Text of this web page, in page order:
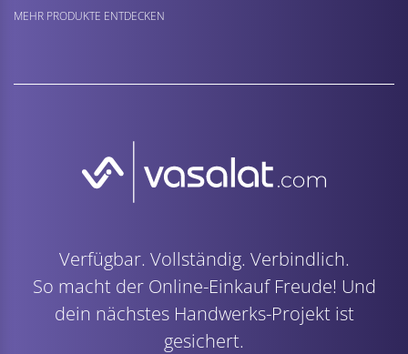
MEHR PRODUKTE ENTDECKEN
Verfügbar. Vollständig. Verbindlich.
So macht der Online-Einkauf Freude! Und
dein nächstes Handwerks-Projekt ist
gesichert.